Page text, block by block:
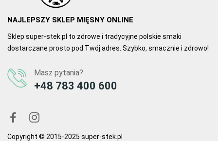
NAJLEPSZY SKLEP MIĘSNY ONLINE
Sklep super-stek.pl to zdrowe i tradycyjne polskie smaki
dostarczane prosto pod Twój adres. Szybko, smacznie i zdrowo!
Masz pytania?
+48 783 400 600
Copyright © 2015-2025 super-stek.pl